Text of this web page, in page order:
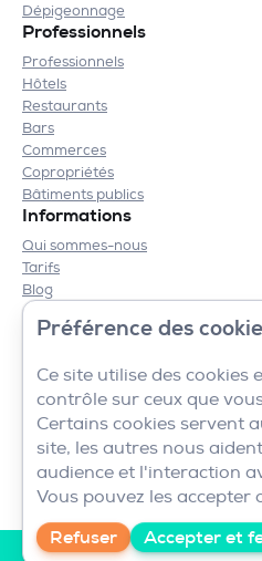
Nous sommes
Préférence des
Ce site utilise des cookies
contrôle sur ceux que
Certains cookies servent
site, les autres nous
audience et l'interaction
Vous pouvez les accepter
Refuser Accepter et
Dépigeonnage
Professionnels
Professionnels
Hôtels
Restaurants
Bars
Commerces
Copropriétés
Bâtiments publics
Informations
Qui sommes-nous
Tarifs
Blog
Contact
Mentions légales